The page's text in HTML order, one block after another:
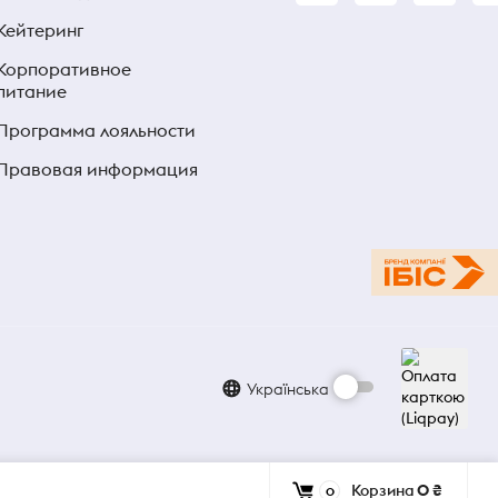
лояльности
информация
Українська
0 Корзина0 ₴